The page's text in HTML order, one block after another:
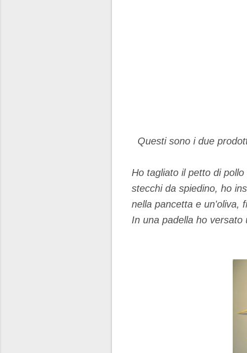
Questi sono i due
Ho tagliato il petto di
stecchi da spiedino, ho
nella pancetta e un'oliva,
In una padella ho versato